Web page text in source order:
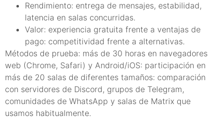
Rendimiento: entrega de mensajes, estabilidad,
latencia en salas concurridas.
Valor: experiencia gratuita frente a ventajas de
pago: competitividad frente a alternativas.
Métodos de prueba: más de 30 horas en navegadores
web (Chrome, Safari) y Android/iOS: participación en
más de 20 salas de diferentes tamaños: comparación
con servidores de Discord, grupos de Telegram,
comunidades de WhatsApp y salas de Matrix que
usamos habitualmente.